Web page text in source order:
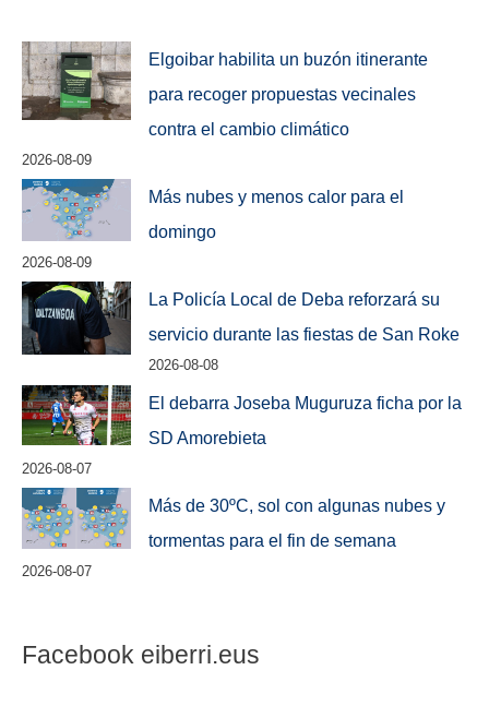
Elgoibar habilita un buzón itinerante
para recoger propuestas vecinales
contra el cambio climático
2026-08-09
Más nubes y menos calor para el
domingo
2026-08-09
La Policía Local de Deba reforzará su
servicio durante las fiestas de San Roke
2026-08-08
El debarra Joseba Muguruza ficha por la
SD Amorebieta
2026-08-07
Más de 30ºC, sol con algunas nubes y
tormentas para el fin de semana
2026-08-07
Facebook eiberri.eus